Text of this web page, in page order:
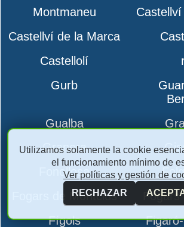
Montmaneu
Castellví de la Marca
Castellolí
Gurb
Gualba
Granera
Fonollosa
Fogars de Montclús
Fogars
Fígols
Utilizamos solamente la cookie
el funcionamiento mínimo de
Ver políticas y gestión de
RECHAZAR